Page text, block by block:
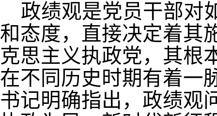
政绩观是党员干部对
和态度，直接决定着其
克思主义执政党，其根
在不同历史时期有着一
书记明确指出，政绩观